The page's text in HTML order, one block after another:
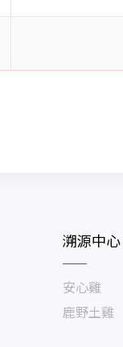
溯源中心
安心雞
鹿野土雞